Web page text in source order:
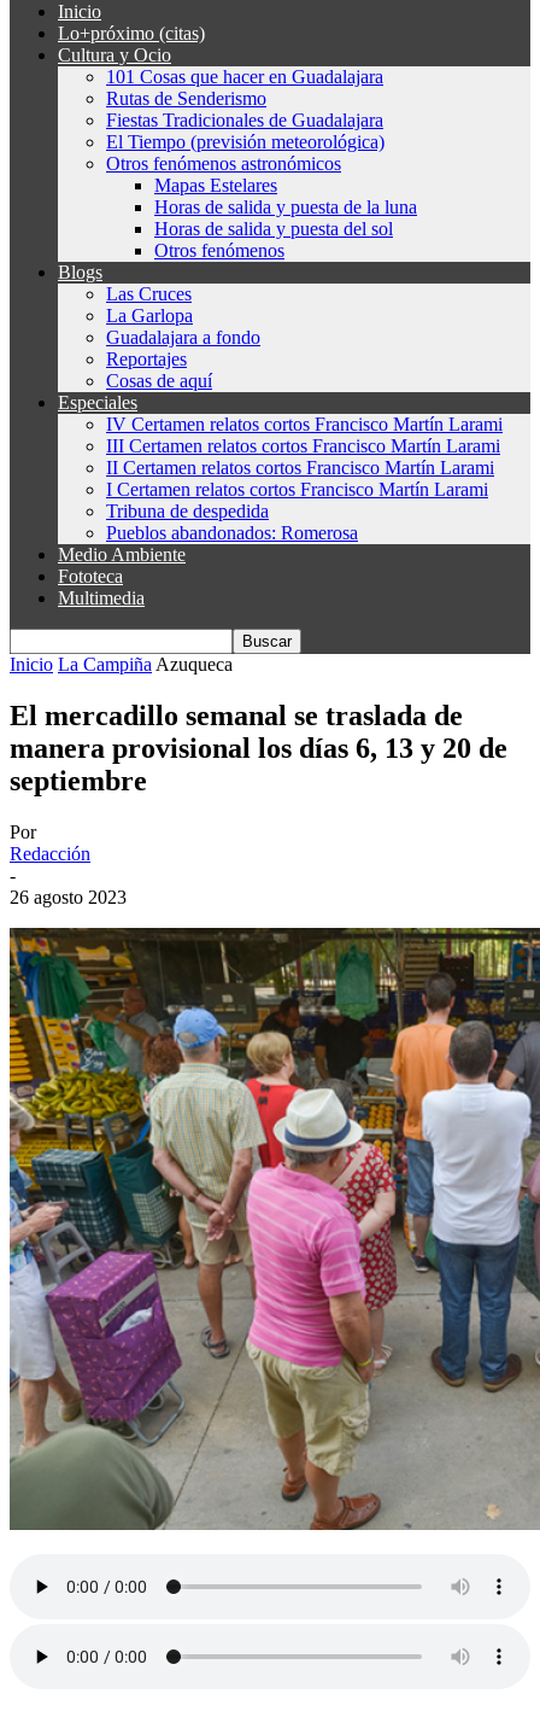
Inicio
Lo+próximo (citas)
Cultura y Ocio
101 Cosas que hacer en Guadalajara
Rutas de Senderismo
Fiestas Tradicionales de Guadalajara
El Tiempo (previsión meteorológica)
Otros fenómenos astronómicos
Mapas Estelares
Horas de salida y puesta de la luna
Horas de salida y puesta del sol
Otros fenómenos
Blogs
Las Cruces
La Garlopa
Guadalajara a fondo
Reportajes
Cosas de aquí
Especiales
IV Certamen relatos cortos Francisco Martín Larami
III Certamen relatos cortos Francisco Martín Larami
II Certamen relatos cortos Francisco Martín Larami
I Certamen relatos cortos Francisco Martín Larami
Tribuna de despedida
Pueblos abandonados: Romerosa
Medio Ambiente
Fototeca
Multimedia
Inicio La Campiña Azuqueca
El mercadillo semanal se traslada de
manera provisional los días 6, 13 y 20 de
septiembre
Por
Redacción
-
26 agosto 2023